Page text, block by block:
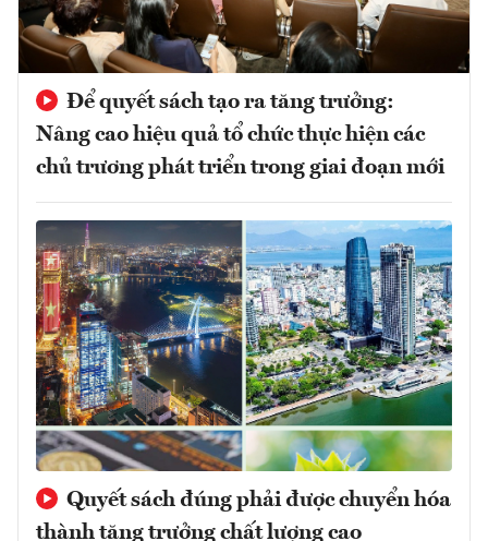
Để quyết sách tạo ra tăng trưởng:
Nâng cao hiệu quả tổ chức thực hiện các
chủ trương phát triển trong giai đoạn mới
Quyết sách đúng phải được chuyển hóa
thành tăng trưởng chất lượng cao